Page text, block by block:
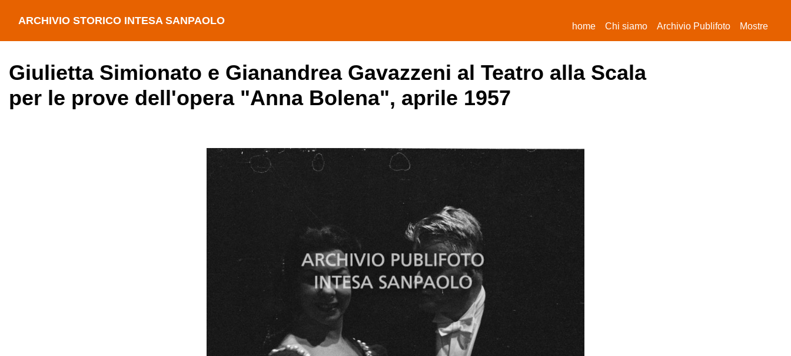
ARCHIVIO STORICO INTESA SANPAOLO home(current)
Chi siamo Archivio Publifoto Mostre
Giulietta Simionato e Gianandrea Gavazzeni al Teatro alla Scala
per le prove dell'opera "Anna Bolena", aprile 1957